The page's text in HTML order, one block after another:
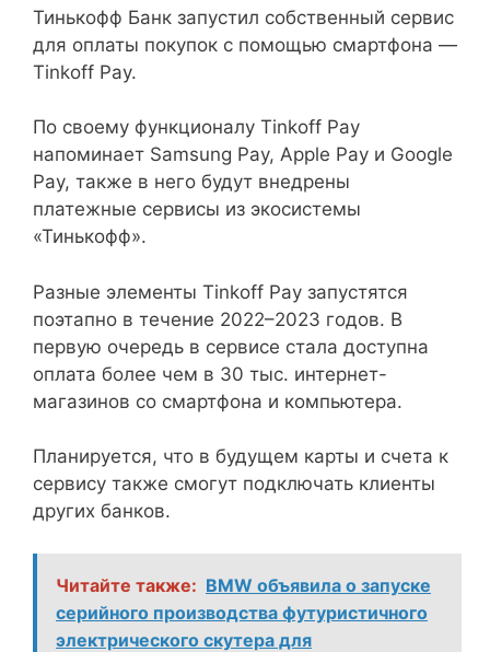
Тинькофф Банк запустил собственный сервис
для оплаты покупок с помощью смартфона —
Tinkoff Pay.
По своему функционалу Tinkoff Pay
напоминает Samsung Pay, Apple Pay и Google
Pay, также в него будут внедрены
платежные сервисы из экосистемы
«Тинькофф».
Разные элементы Tinkoff Pay запустятся
поэтапно в течение 2022–2023 годов. В
первую очередь в сервисе стала доступна
оплата более чем в 30 тыс. интернет-
магазинов со смартфона и компьютера.
Планируется, что в будущем карты и счета к
сервису также смогут подключать клиенты
других банков.
Читайте также: BMW объявила о запуске
серийного производства футуристичного
электрического скутера для